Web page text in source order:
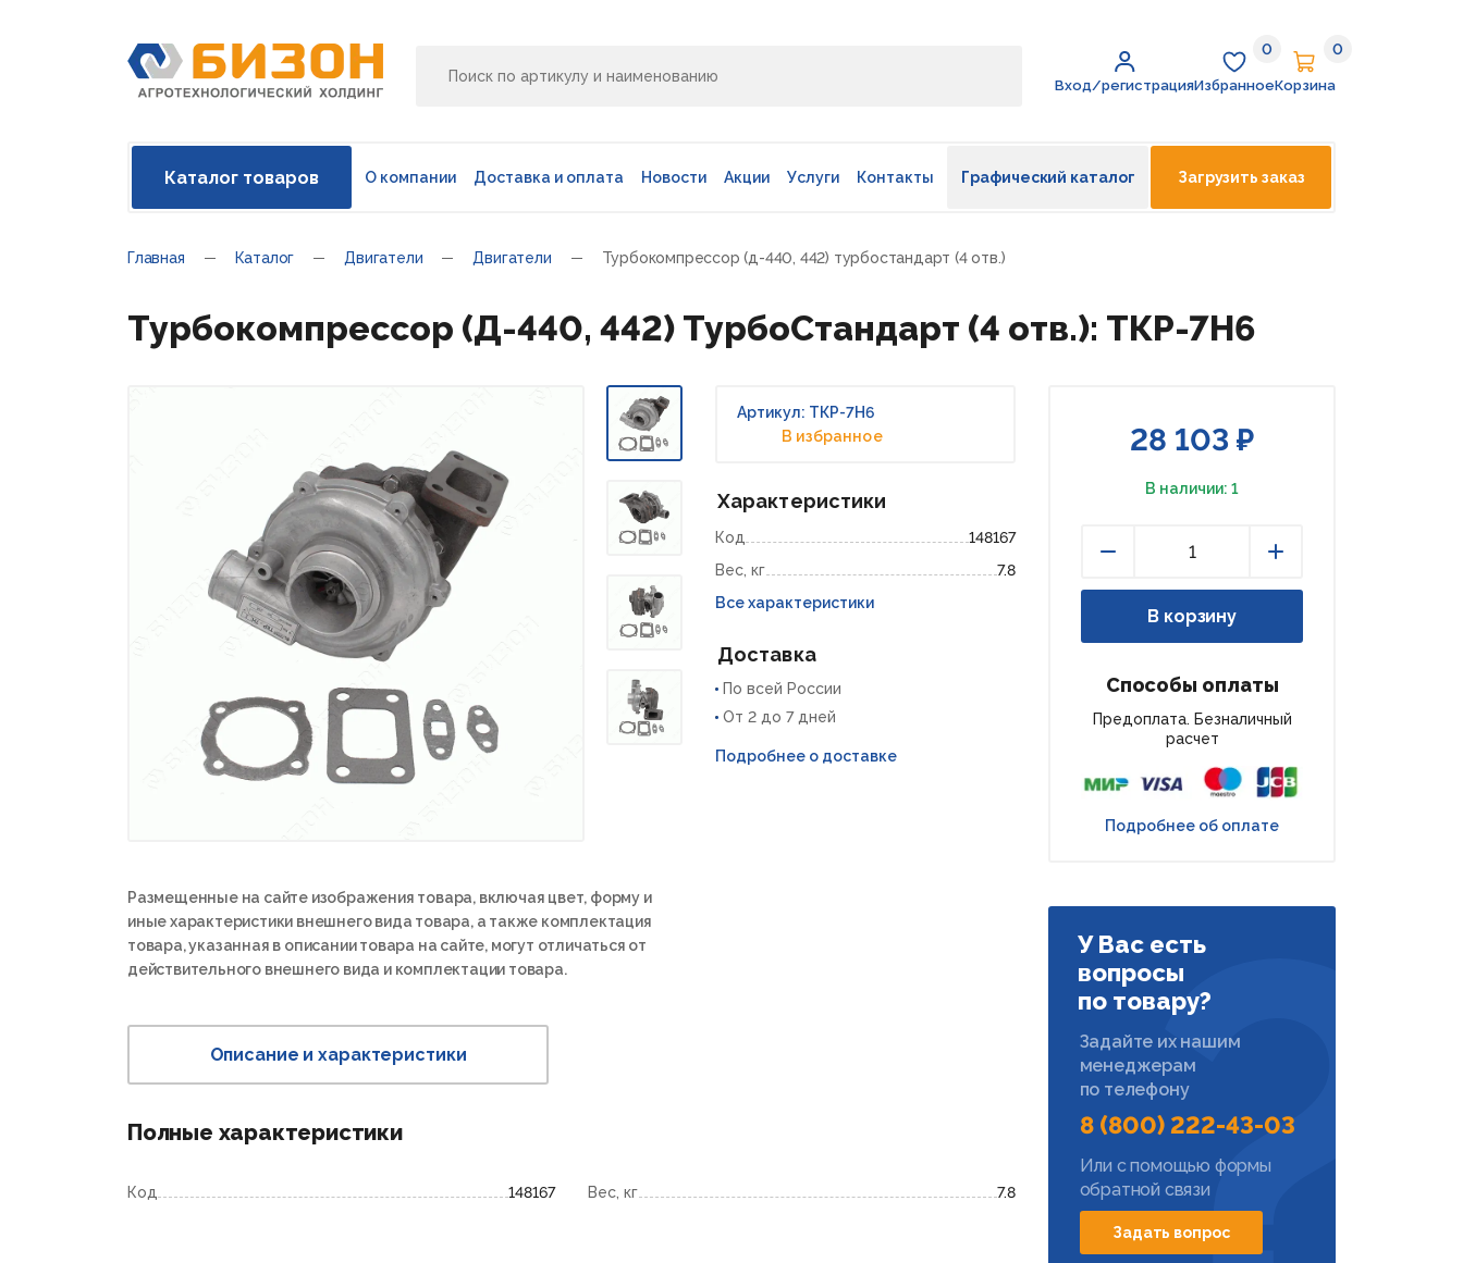
Вход/регистрация
Избранное
0
Избранное
Корзина
0
Корзина
Каталог товаров О компании Доставка и оплата Новости Акции Услуги Контакты Графический каталог Загрузить заказ
Главная Каталог Двигатели Двигатели Турбокомпрессор (д-440, 442) турбостандарт (4 отв.)
Турбокомпрессор (Д-440, 442) ТурбоСтандарт (4 отв.): ТКР-7Н6
Размещенные на сайте изображения товара, включая цвет, форму и
иные характеристики внешнего вида товара, а также комплектация
товара, указанная в описании товара на сайте, могут отличаться от
действительного внешнего вида и комплектации товара.
Артикул: ТКР-7Н6
В избранное
Характеристики
Код
148167
Вес, кг
7.8
Все характеристики
Доставка
По всей России
От 2 до 7 дней
Подробнее о доставке
Описание и характеристики
Полные характеристики
Код 148167 Вес, кг 7.8
28 103 ₽
В наличии: 1
В корзину
Способы оплаты
Предоплата. Безналичный
расчет
Подробнее об оплате
У Вас есть
вопросы
по товару?
Задайте их нашим
менеджерам
по телефону
8 (800) 222-43-03
Или с помощью формы
обратной связи
Задать вопрос